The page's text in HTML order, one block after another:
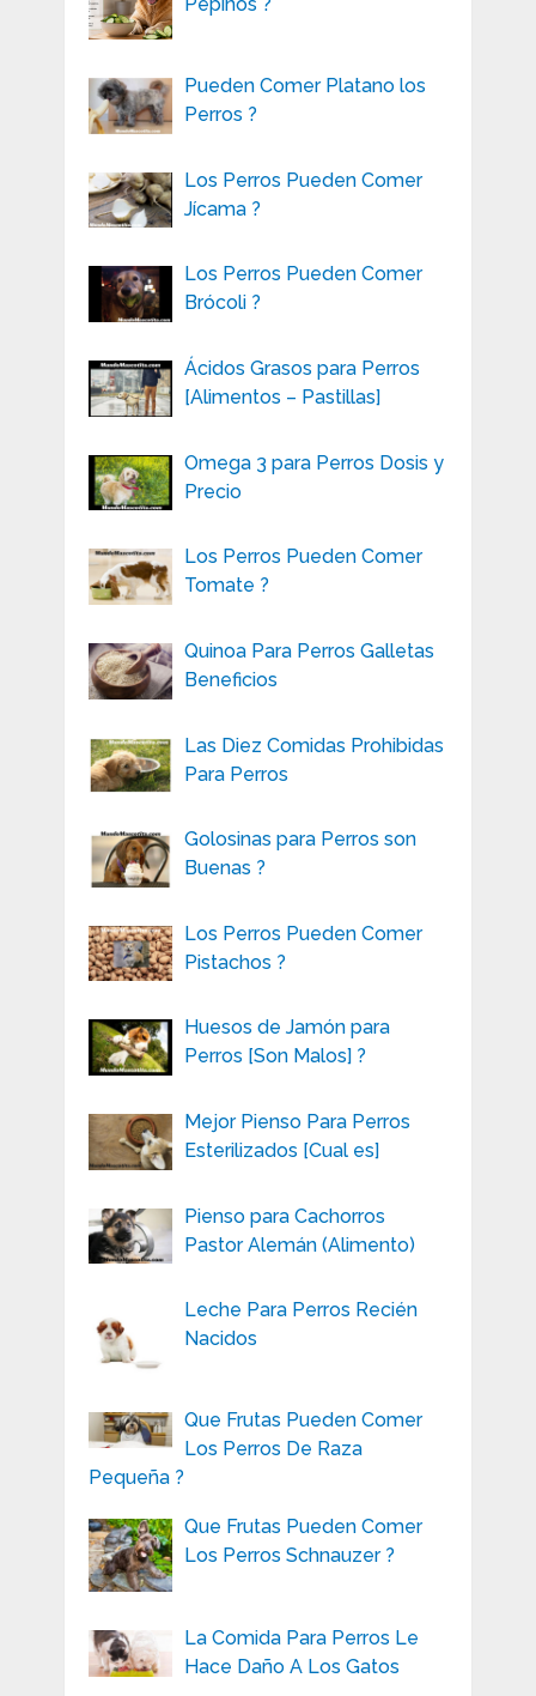
Pueden Comer Platano los
Perros ?
Los Perros Pueden Comer
Jícama ?
Los Perros Pueden Comer
Brócoli ?
Ácidos Grasos para Perros
[Alimentos – Pastillas]
Omega 3 para Perros Dosis y
Precio
Los Perros Pueden Comer
Tomate ?
Quinoa Para Perros Galletas
Beneficios
Las Diez Comidas Prohibidas
Para Perros
Golosinas para Perros son
Buenas ?
Los Perros Pueden Comer
Pistachos ?
Huesos de Jamón para
Perros [Son Malos] ?
Mejor Pienso Para Perros
Esterilizados [Cual es]
Pienso para Cachorros
Pastor Alemán (Alimento)
Leche Para Perros Recién
Nacidos
Que Frutas Pueden Comer
Los Perros De Raza
Pequeña ?
Que Frutas Pueden Comer
Los Perros Schnauzer ?
La Comida Para Perros Le
Hace Daño A Los Gatos